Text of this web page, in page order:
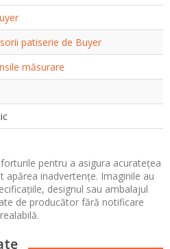
patiserie de Buyer
măsurare
pentru a asigura acuratețea
inadvertențe. Imaginile au
designul sau ambalajul
de producător fără notificare